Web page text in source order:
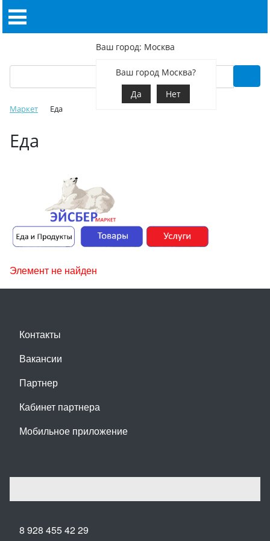
Ваш город: Москва
Ваш город Москва?
Да
Нет
Маркет Еда
Еда
Элемент не найден
Контакты
Вакансии
Партнер
Кабинет партнера
Мобильное приложение
8 928 455 42 29